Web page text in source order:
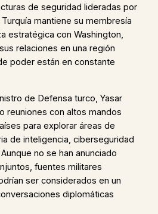
de seguridad lideradas por
mantiene su membresía
estratégica con Washington,
relaciones en una región
poder están en constante
de Defensa turco, Yasar
reuniones con altos mandos
para explorar áreas de
de inteligencia, ciberseguridad
no se han anunciado
fuentes militares
ser considerados en un
diplomáticas